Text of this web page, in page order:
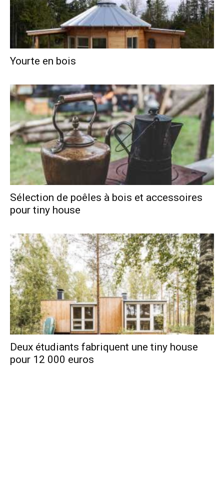
Yourte en bois
Sélection de poêles à bois et accessoires
pour tiny house
Deux étudiants fabriquent une tiny house
pour 12 000 euros